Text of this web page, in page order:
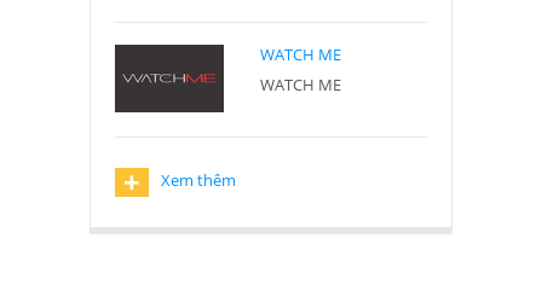
WATCH ME
WATCH ME
+ Xem thêm